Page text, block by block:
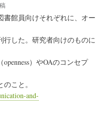
書館員向けそれぞれに、オー
行した。研究者向けのものに
）やOAのコンセプ
こと。
and-